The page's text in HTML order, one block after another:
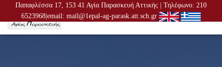
Παπαφλέσσα 17, 153 41 Αγία Παρασκευή Αττικής | Τηλέφωνο: 210
6523968|email: mail@1epal-ag-parask.att.sch.gr
Ν